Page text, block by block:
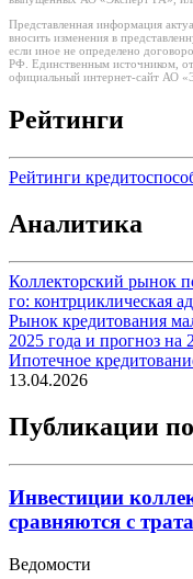
Представленная информация
вносить изменения в
если иное не определено
РФ. Единственным источником,
официальный интернет-сайт АО
Рейтинги
Рейтинги
Аналитика
Коллекторский рынок
го: контрциклическая
Рынок кредитования
2025 года и прогноз
Ипотечное
13.04.2026
Публикации
Инвестиции
сравняются с
Ведомости